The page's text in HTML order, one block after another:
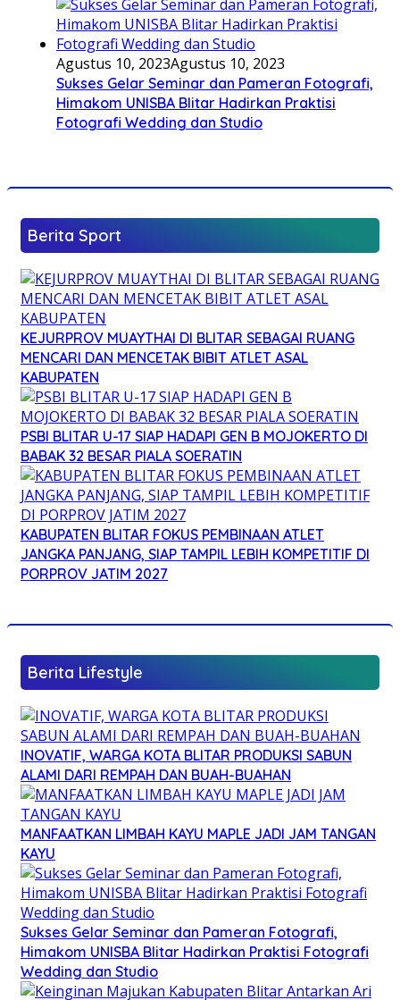
Agustus 10, 2023Agustus 10, 2023
Sukses Gelar Seminar dan Pameran Fotografi,
Himakom UNISBA Blitar Hadirkan Praktisi
Fotografi Wedding dan Studio
Berita Sport
KEJURPROV MUAYTHAI DI BLITAR SEBAGAI RUANG
MENCARI DAN MENCETAK BIBIT ATLET ASAL
KABUPATEN
PSBI BLITAR U-17 SIAP HADAPI GEN B MOJOKERTO DI
BABAK 32 BESAR PIALA SOERATIN
KABUPATEN BLITAR FOKUS PEMBINAAN ATLET
JANGKA PANJANG, SIAP TAMPIL LEBIH KOMPETITIF DI
PORPROV JATIM 2027
Berita Lifestyle
INOVATIF, WARGA KOTA BLITAR PRODUKSI SABUN
ALAMI DARI REMPAH DAN BUAH-BUAHAN
MANFAATKAN LIMBAH KAYU MAPLE JADI JAM TANGAN
KAYU
Sukses Gelar Seminar dan Pameran Fotografi,
Himakom UNISBA Blitar Hadirkan Praktisi Fotografi
Wedding dan Studio